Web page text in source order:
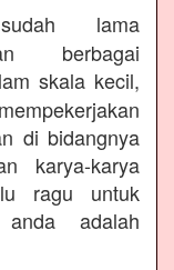
lama
berbagai
skala kecil,
di bidangnya
karya-karya
ragu untuk
adalah